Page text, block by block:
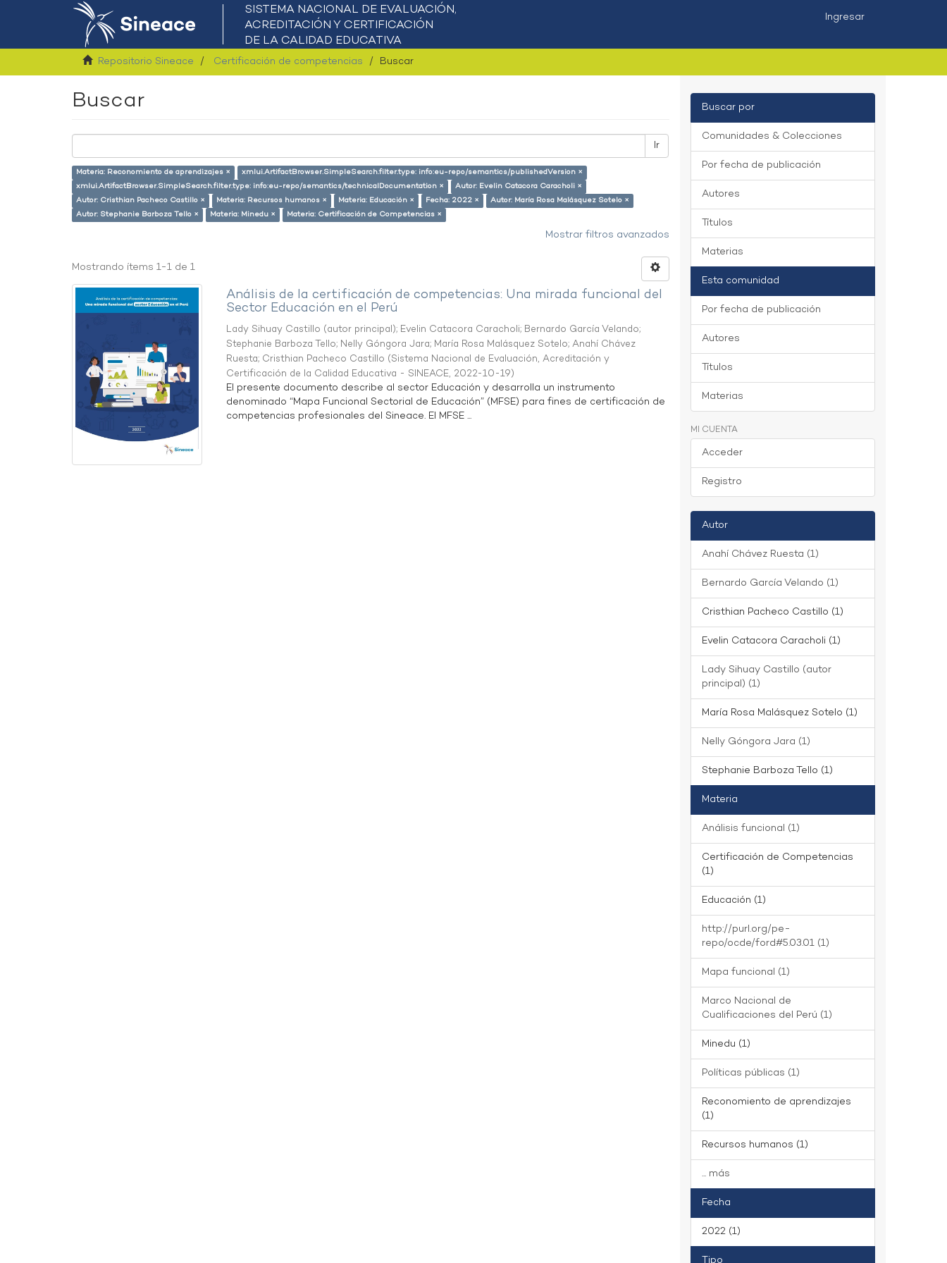
Ingresar
Repositorio Sineace Certificación de competencias Buscar
Buscar
Ir
Materia: Reconomiento de aprendizajes ×
xmlui.ArtifactBrowser.SimpleSearch.filter.type: info:eu-repo/semantics/publishedVersion ×
xmlui.ArtifactBrowser.SimpleSearch.filter.type: info:eu-repo/semantics/technicalDocumentation ×
Autor: Evelin Catacora Caracholi ×
Autor: Cristhian Pacheco Castillo ×
Materia: Recursos humanos × Materia: Educación × Fecha: 2022 ×
Autor: María Rosa Malásquez Sotelo ×
Autor: Stephanie Barboza Tello ×
Materia: Minedu × Materia: Certificación de Competencias ×
Mostrar filtros avanzados
Mostrando ítems 1-1 de 1
Análisis de la certificación de competencias: Una mirada funcional del
Sector Educación en el Perú
Lady Sihuay Castillo (autor principal); Evelin Catacora Caracholi; Bernardo García Velando;
Stephanie Barboza Tello; Nelly Góngora Jara; María Rosa Malásquez Sotelo;Anahí Chávez
Ruesta; Cristhian Pacheco Castillo (Sistema Nacional de Evaluación, Acreditación y
Certificación de la Calidad Educativa - SINEACE, 2022-10-19)
El presente documento describe al sector Educación y desarrolla un instrumento
denominado “Mapa Funcional Sectorial de Educación” (MFSE) para fines de certificación de
competencias profesionales del Sineace. El MFSE ...
Buscar por
Comunidades & Colecciones
Por fecha de publicación
Autores
Títulos
Materias
Esta comunidad
Por fecha de publicación
Autores
Títulos
Materias
MI CUENTA
Acceder
Registro
Autor
Anahí Chávez Ruesta (1)
Bernardo García Velando (1)
Cristhian Pacheco Castillo (1)
Evelin Catacora Caracholi (1)
Lady Sihuay Castillo (autor
principal) (1)
María Rosa Malásquez Sotelo (1)
Nelly Góngora Jara (1)
Stephanie Barboza Tello (1)
Materia
Análisis funcional (1)
Certificación de Competencias
(1)
Educación (1)
http://purl.org/pe-
repo/ocde/ford#5.03.01 (1)
Mapa funcional (1)
Marco Nacional de
Cualificaciones del Perú (1)
Minedu (1)
Políticas públicas (1)
Reconomiento de aprendizajes
(1)
Recursos humanos (1)
... más
Fecha
2022 (1)